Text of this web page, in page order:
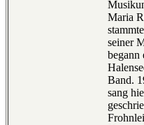
Maria
seiner
begann
Band.
sang